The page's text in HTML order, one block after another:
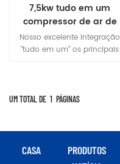
7,5kw tudo em um
compressor de ar de
parafuso
Nosso excelente integração
"tudo em um" os principais
secadores, filtros de precisão,
solução.
UM TOTAL DE 1 PÁGINAS
CASA PRODUTOS